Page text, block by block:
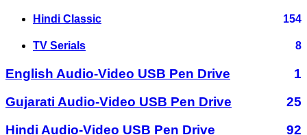
Hindi Classic 154
TV Serials 8
English Audio-Video USB Pen Drive
1
Gujarati Audio-Video USB Pen Drive
25
Hindi Audio-Video USB Pen Drive
92